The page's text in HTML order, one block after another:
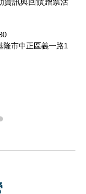
資訊與回饋贈票活
隆市中正區義一路1